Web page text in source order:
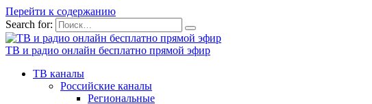
Перейти к содержанию
Search for:
ТВ и радио онлайн бесплатно прямой эфир
ТВ каналы
Российские каналы
Региональные